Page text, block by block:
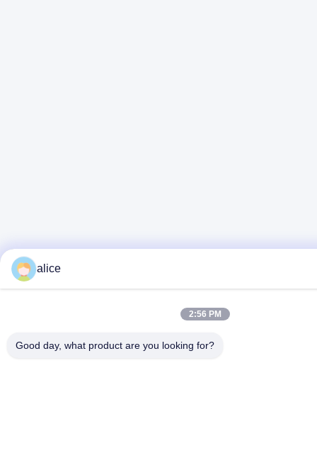
alice
2:56 PM
Good day, what product are you looking for?